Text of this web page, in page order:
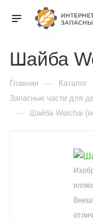
Шайба
Главная — Каталог
Запасные части для
— Шайба Weichai